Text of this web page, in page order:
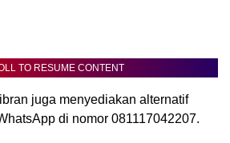
TO RESUME CONTENT
juga menyediakan alternatif
di nomor 081117042207.